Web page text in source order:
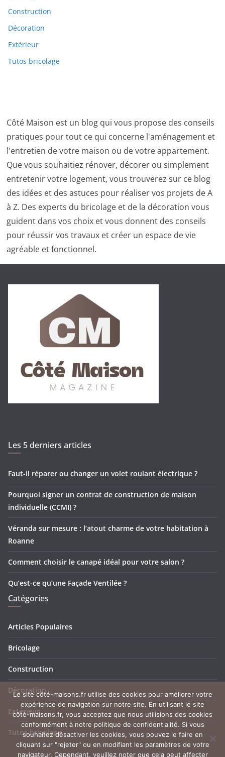
Construction
Décoration
Extérieur
Tutos bricolage
Côté Maison est un blog qui vous propose des conseils
pratiques pour tout ce qui concerne l'aménagement et
l'entretien de votre maison ou de votre appartement.
Que vous souhaitiez rénover, décorer ou simplement
entretenir votre logement, vous trouverez sur ce blog
des idées et des astuces pour réaliser vos projets de A
à Z. Des experts du bricolage et de la décoration vous
guident dans vos choix et vous donnent des conseils
pour réussir vos travaux et créer un espace de vie
agréable et fonctionnel.
Les 5 derniers articles
Faut-il réparer ou changer un volet roulant électrique ?
Pourquoi signer un contrat de construction de maison
individuelle (CCMI) ?
Véranda sur mesure : l’atout charme de votre habitation à
Roanne
Comment choisir le canapé idéal pour votre salon ?
Qu’est-ce qu’une Façade Ventilée ?
Catégories
Articles Populaires
Bricolage
Construction
Décoration
Extérieur
Tutos bricolage
Le site côté-maisons.fr utilise des cookies pour améliorer votre
expérience de navigation sur notre site. En utilisant le site
côté-maisons.fr, vous acceptez que nous utilisions des cookies
conformément à notre politique de confidentialité. Si vous
souhaitez désactiver les cookies, vous pouvez le faire en
cliquant sur "rejeter" ou en modifiant les paramètres de votre
navigateur. Cependant, veuillez noter que cela peut affecter